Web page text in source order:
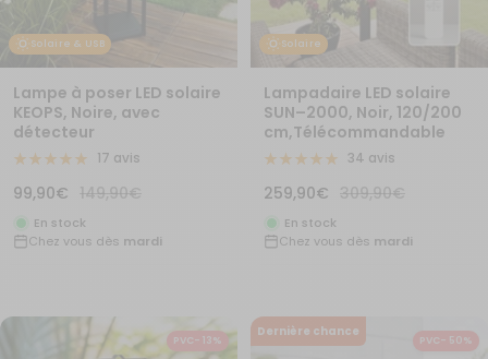
Solaire & USB
Lampe à poser LED solaire
KEOPS, Noire, avec
détecteur
17 avis
Prix
de
vente
99,90€
Prix
normal
149,90€
En stock
Chez vous dès mardi
Solaire
Lampadaire LED solaire
SUN–2000, Noir, 120/200
cm,Télécommandable
34 avis
Prix
de
vente
259,90€
Prix
309,90€
En stock
Chez vous dès mardi
PVC- 13%
Dernière chance
PVC- 50%